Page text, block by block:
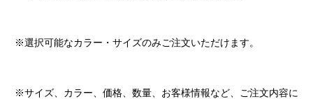
※選択可能なカラー・サイズのみご注文いただけます。
※サイズ、カラー、価格、数量、お客様情報など、ご注文内容に